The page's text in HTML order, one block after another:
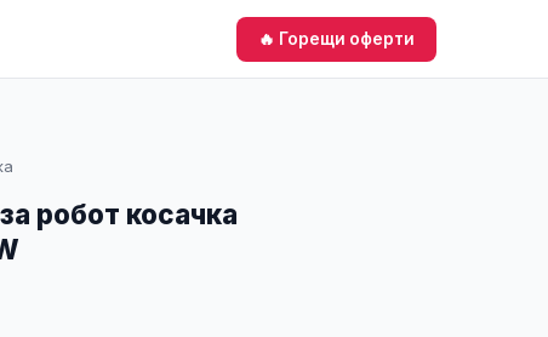
🔥 Горещи оферти
робот косачка